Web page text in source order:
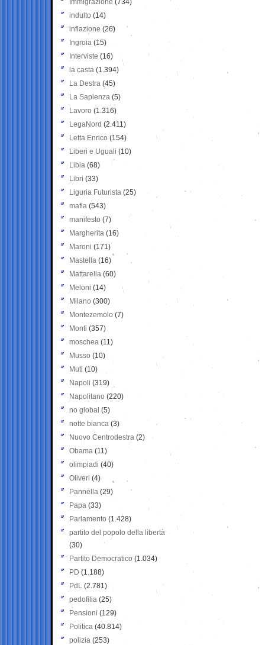
Immigrazione (734)
indulto (14)
inflazione (26)
Ingroia (15)
Interviste (16)
la casta (1.394)
La Destra (45)
La Sapienza (5)
Lavoro (1.316)
LegaNord (2.411)
Letta Enrico (154)
Liberi e Uguali (10)
Libia (68)
Libri (33)
Liguria Futurista (25)
mafia (543)
manifesto (7)
Margherita (16)
Maroni (171)
Mastella (16)
Mattarella (60)
Meloni (14)
Milano (300)
Montezemolo (7)
Monti (357)
moschea (11)
Musso (10)
Muti (10)
Napoli (319)
Napolitano (220)
no global (5)
notte bianca (3)
Nuovo Centrodestra (2)
Obama (11)
olimpiadi (40)
Oliveri (4)
Pannella (29)
Papa (33)
Parlamento (1.428)
partito del popolo della libertà
(30)
Partito Democratico (1.034)
PD (1.188)
PdL (2.781)
pedofilia (25)
Pensioni (129)
Politica (40.814)
polizia (253)